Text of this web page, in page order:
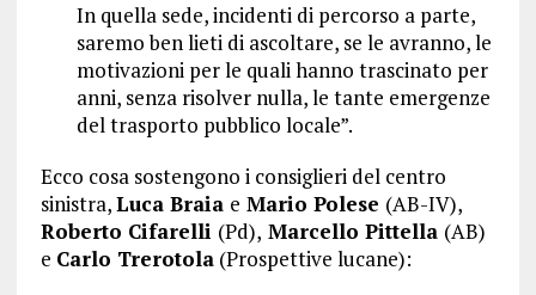
In quella sede, incidenti di percorso a parte,
saremo ben lieti di ascoltare, se le avranno, le
motivazioni per le quali hanno trascinato per
anni, senza risolver nulla, le tante emergenze
del trasporto pubblico locale”.
Ecco cosa sostengono i consiglieri del centro
sinistra,Luca Braia e Mario Polese (AB-IV),
Roberto Cifarelli (Pd), Marcello Pittella (AB)
e Carlo Trerotola(Prospettive lucane):